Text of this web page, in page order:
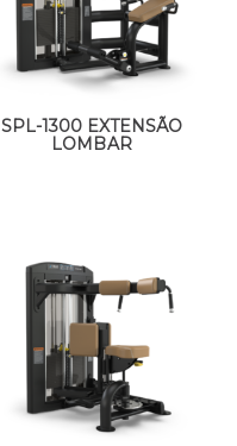
SPL-1300 EXTENSÃO
LOMBAR